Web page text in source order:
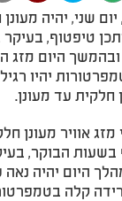
יום שני, יהיה
טיפטוף,
היום מזג
יהיו
חלקית עד מעונן.
מזג אוויר מעונן
בשעות הבוקר,
היום יהיה
קלה